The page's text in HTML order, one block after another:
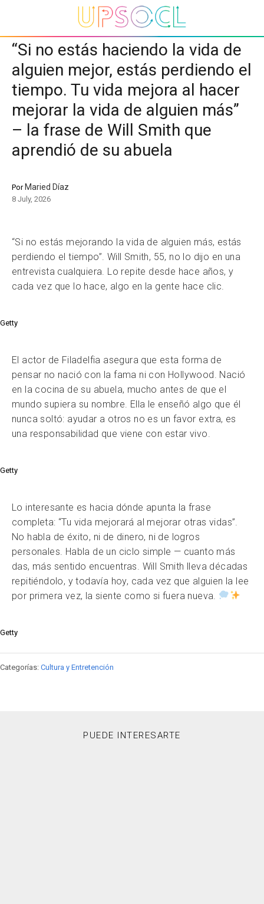
“Si no estás haciendo la vida de
alguien mejor, estás perdiendo el
tiempo. Tu vida mejora al hacer
mejorar la vida de alguien más”
– la frase de Will Smith que
aprendió de su abuela
Por Maried Díaz
8 July, 2026
“Si no estás mejorando la vida de alguien más, estás
perdiendo el tiempo”. Will Smith, 55, no lo dijo en una
entrevista cualquiera. Lo repite desde hace años, y
cada vez que lo hace, algo en la gente hace clic.
Getty
El actor de Filadelfia asegura que esta forma de
pensar no nació con la fama ni con Hollywood. Nació
en la cocina de su abuela, mucho antes de que el
mundo supiera su nombre. Ella le enseñó algo que él
nunca soltó: ayudar a otros no es un favor extra, es
una responsabilidad que viene con estar vivo.
Getty
Lo interesante es hacia dónde apunta la frase
completa: “Tu vida mejorará al mejorar otras vidas”.
No habla de éxito, ni de dinero, ni de logros
personales. Habla de un ciclo simple — cuanto más
das, más sentido encuentras. Will Smith lleva décadas
repitiéndolo, y todavía hoy, cada vez que alguien la lee
por primera vez, la siente como si fuera nueva.
Getty
Categorías: Cultura y Entretención
PUEDE INTERESARTE